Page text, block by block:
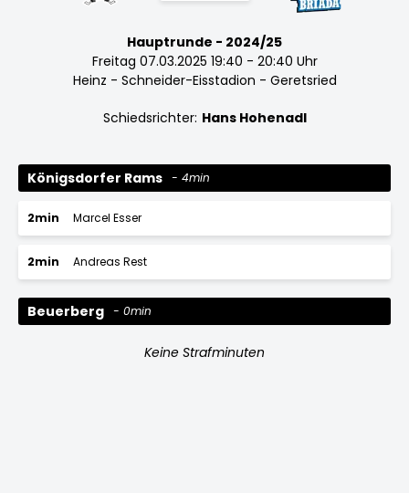
Hauptrunde - 2024/25
Freitag 07.03.2025 19:40 - 20:40 Uhr
Heinz - Schneider-Eisstadion - Geretsried
Schiedsrichter: Hans Hohenadl
Königsdorfer Rams 4min
2min Marcel Esser
2min Andreas Rest
Beuerberg 0min
Keine Strafminuten